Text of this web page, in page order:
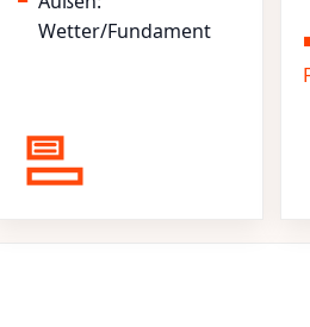
Wetter/Fundament